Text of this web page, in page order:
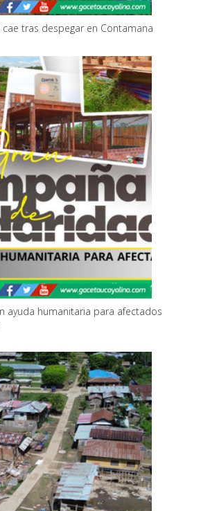
cae tras despegar en Contamana
ayuda humanitaria para afectados